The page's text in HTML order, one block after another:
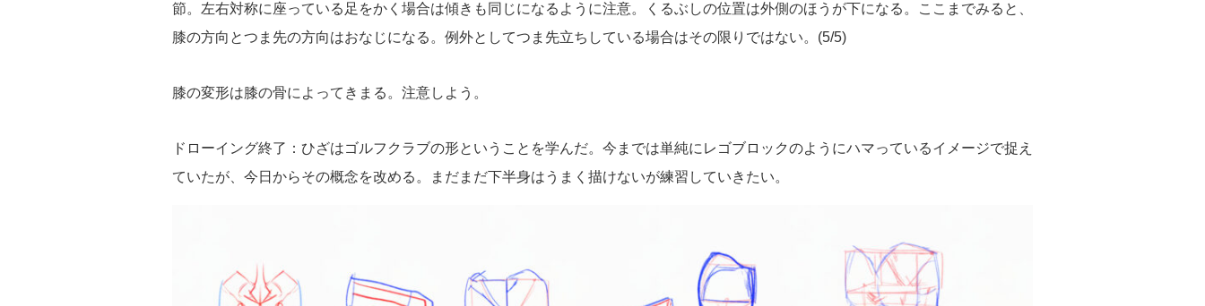
節。左右対称に座っている足をかく場合は傾きも同じになるように注意。くるぶしの位置は外側のほうが下になる。ここまでみると、
膝の方向とつま先の方向はおなじになる。例外としてつま先立ちしている場合はその限りではない。(5/5)
膝の変形は膝の骨によってきまる。注意しよう。
ドローイング終了：ひざはゴルフクラブの形ということを学んだ。今までは単純にレゴブロックのようにハマっているイメージで捉え
ていたが、今日からその概念を改める。まだまだ下半身はうまく描けないが練習していきたい。